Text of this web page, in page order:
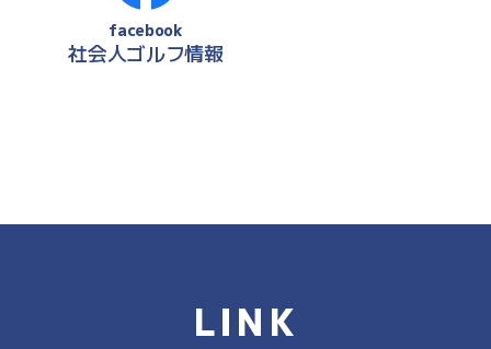
facebook
社会人ゴルフ情報
LINK